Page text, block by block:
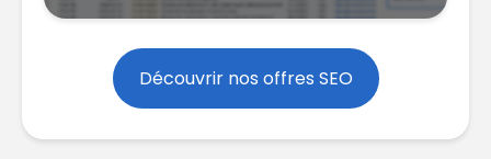
Découvrir nos offres SEO